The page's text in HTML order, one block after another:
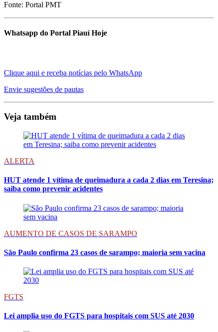
Fonte: Portal PMT
Whatsapp do Portal Piauí Hoje
Clique aqui e receba notícias pelo WhatsApp
Envie sugestões de pautas
Veja também
ALERTA
HUT atende 1 vítima de queimadura a cada 2 dias em Teresina;
saiba como prevenir acidentes
AUMENTO DE CASOS DE SARAMPO
São Paulo confirma 23 casos de sarampo; maioria sem vacina
FGTS
Lei amplia uso do FGTS para hospitais com SUS até 2030